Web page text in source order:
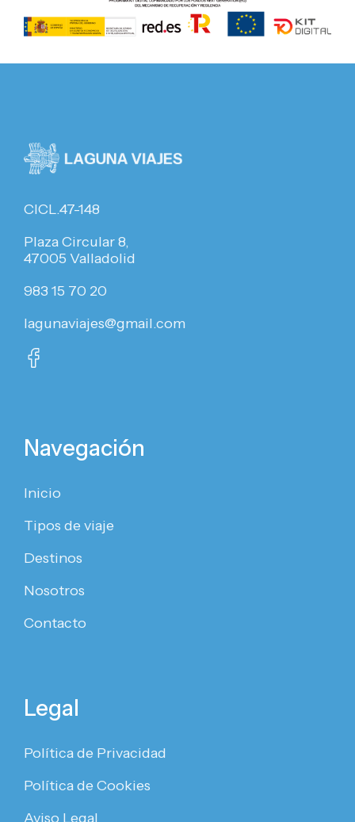
CICL.47-148
Plaza Circular 8,
47005 Valladolid
983 15 70 20
lagunaviajes@gmail.com
Navegación
Inicio
Tipos de viaje
Destinos
Nosotros
Contacto
Legal
Política de Privacidad
Política de Cookies
Aviso Legal